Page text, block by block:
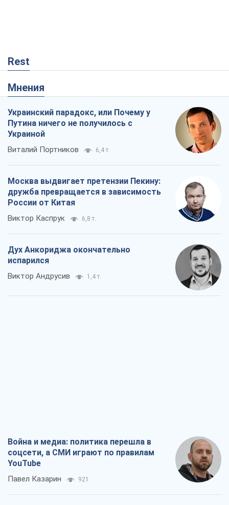
Rest
Мнения
Украинский парадокс, или Почему у
Путина ничего не получилось с
Украиной
Виталий Портников 6,4 т.
Москва выдвигает претензии Пекину:
дружба превращается в зависимость
России от Китая
Виктор Каспрук 6,8 т.
Дух Анкориджа окончательно
испарился
Виктор Андрусив 1,4 т.
Война и медиа: политика перешла в
соцсети, а СМИ играют по правилам
YouTube
Павел Казарин 921